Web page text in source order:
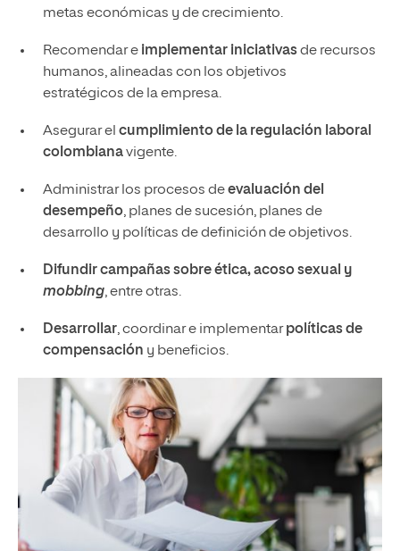
metas económicas y de crecimiento.
Recomendar e implementar iniciativasde recursos
humanos, alineadas con los objetivos
estratégicos de la empresa.
Asegurar el cumplimiento de la regulación laboral
colombianavigente.
Administrar los procesos deevaluación del
desempeño, planes de sucesión, planes de
desarrollo y políticas de definición de objetivos.
Difundir campañas sobre ética, acoso sexual y
mobbing, entre otras.
Desarrollar, coordinar e implementarpolíticas de
compensación y beneficios.